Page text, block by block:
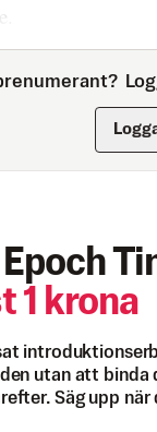
1 krona
utan att binda
Säg upp när